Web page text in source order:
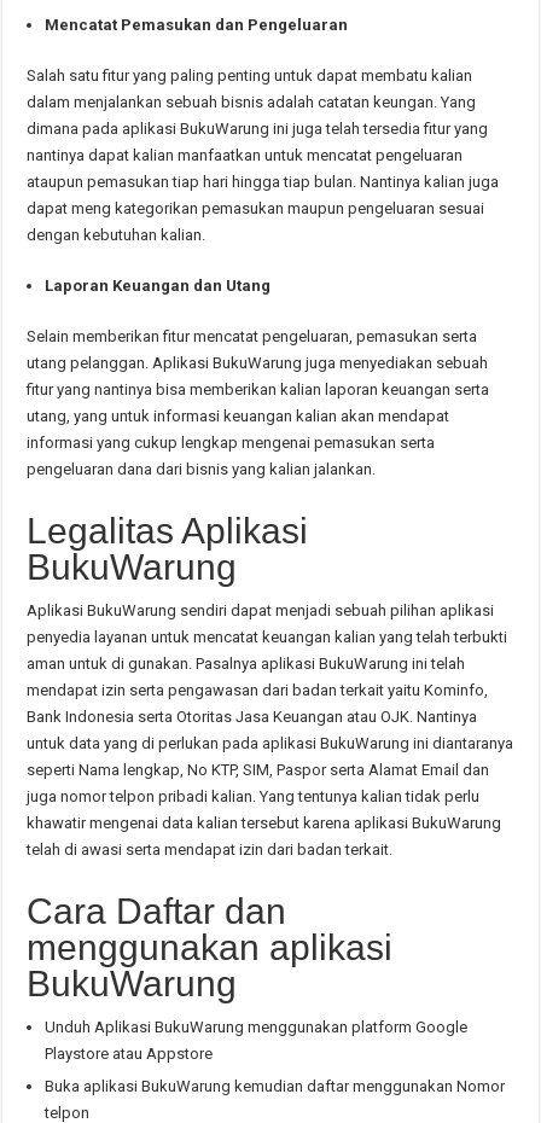
Mencatat Pemasukan dan Pengeluaran
Salah satu fitur yang paling penting untuk dapat membatu kalian
dalam menjalankan sebuah bisnis adalah catatan keungan. Yang
dimana pada aplikasi BukuWarung ini juga telah tersedia fitur yang
nantinya dapat kalian manfaatkan untuk mencatat pengeluaran
ataupun pemasukan tiap hari hingga tiap bulan. Nantinya kalian juga
dapat meng kategorikan pemasukan maupun pengeluaran sesuai
dengan kebutuhan kalian.
Laporan Keuangan dan Utang
Selain memberikan fitur mencatat pengeluaran, pemasukan serta
utang pelanggan. Aplikasi BukuWarung juga menyediakan sebuah
fitur yang nantinya bisa memberikan kalian laporan keuangan serta
utang, yang untuk informasi keuangan kalian akan mendapat
informasi yang cukup lengkap mengenai pemasukan serta
pengeluaran dana dari bisnis yang kalian jalankan.
Legalitas Aplikasi
BukuWarung
Aplikasi BukuWarung sendiri dapat menjadi sebuah pilihan aplikasi
penyedia layanan untuk mencatat keuangan kalian yang telah terbukti
aman untuk di gunakan. Pasalnya aplikasi BukuWarung ini telah
mendapat izin serta pengawasan dari badan terkait yaitu Kominfo,
Bank Indonesia serta Otoritas Jasa Keuangan atau OJK. Nantinya
untuk data yang di perlukan pada aplikasi BukuWarung ini diantaranya
seperti Nama lengkap, No KTP, SIM, Paspor serta Alamat Email dan
juga nomor telpon pribadi kalian. Yang tentunya kalian tidak perlu
khawatir mengenai data kalian tersebut karena aplikasi BukuWarung
telah di awasi serta mendapat izin dari badan terkait.
Cara Daftar dan
menggunakan aplikasi
BukuWarung
Unduh Aplikasi BukuWarung menggunakan platform Google
Playstore atau Appstore
Buka aplikasi BukuWarung kemudian daftar menggunakan Nomor
telpon